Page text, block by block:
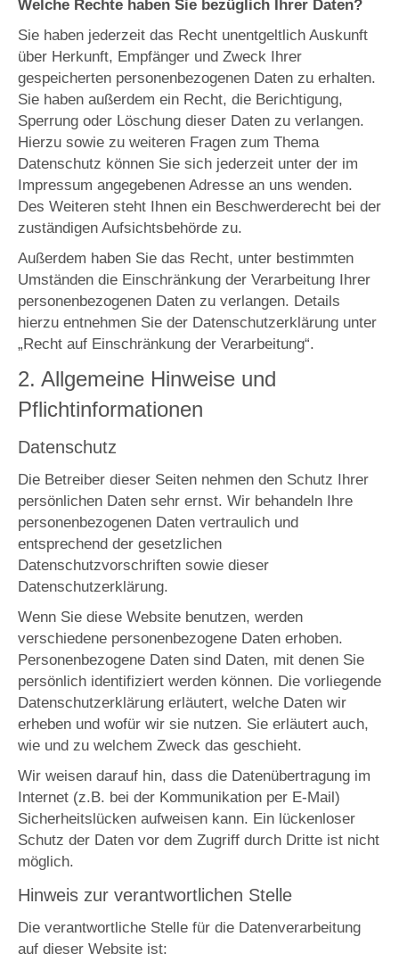
Welche Rechte haben Sie bezüglich Ihrer Daten?
Sie haben jederzeit das Recht unentgeltlich Auskunft
über Herkunft, Empfänger und Zweck Ihrer
gespeicherten personenbezogenen Daten zu erhalten.
Sie haben außerdem ein Recht, die Berichtigung,
Sperrung oder Löschung dieser Daten zu verlangen.
Hierzu sowie zu weiteren Fragen zum Thema
Datenschutz können Sie sich jederzeit unter der im
Impressum angegebenen Adresse an uns wenden.
Des Weiteren steht Ihnen ein Beschwerderecht bei der
zuständigen Aufsichtsbehörde zu.
Außerdem haben Sie das Recht, unter bestimmten
Umständen die Einschränkung der Verarbeitung Ihrer
personenbezogenen Daten zu verlangen. Details
hierzu entnehmen Sie der Datenschutzerklärung unter
„Recht auf Einschränkung der Verarbeitung“.
2. Allgemeine Hinweise und
Pflichtinformationen
Datenschutz
Die Betreiber dieser Seiten nehmen den Schutz Ihrer
persönlichen Daten sehr ernst. Wir behandeln Ihre
personenbezogenen Daten vertraulich und
entsprechend der gesetzlichen
Datenschutzvorschriften sowie dieser
Datenschutzerklärung.
Wenn Sie diese Website benutzen, werden
verschiedene personenbezogene Daten erhoben.
Personenbezogene Daten sind Daten, mit denen Sie
persönlich identifiziert werden können. Die vorliegende
Datenschutzerklärung erläutert, welche Daten wir
erheben und wofür wir sie nutzen. Sie erläutert auch,
wie und zu welchem Zweck das geschieht.
Wir weisen darauf hin, dass die Datenübertragung im
Internet (z.B. bei der Kommunikation per E-Mail)
Sicherheitslücken aufweisen kann. Ein lückenloser
Schutz der Daten vor dem Zugriff durch Dritte ist nicht
möglich.
Hinweis zur verantwortlichen Stelle
Die verantwortliche Stelle für die Datenverarbeitung
auf dieser Website ist: